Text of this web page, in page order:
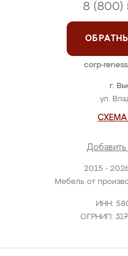
2015 -
Мебель от
ИНН:
ОГРНИП:
г.
ул.
СХЕМА
Добавить
8 (800)
corp-